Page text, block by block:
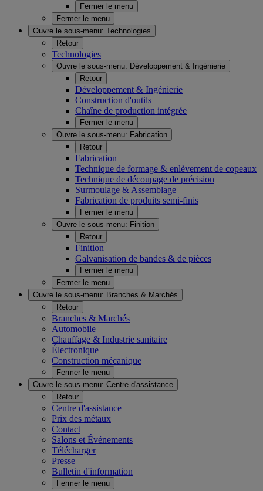
Fermer le menu
Fermer le menu
Ouvre le sous-menu: Technologies
Retour
Technologies
Ouvre le sous-menu: Développement & Ingénierie
Retour
Développement & Ingénierie
Construction d'outils
Chaîne de production intégrée
Fermer le menu
Ouvre le sous-menu: Fabrication
Retour
Fabrication
Technique de formage & enlèvement de copeaux
Technique de découpage de précision
Surmoulage & Assemblage
Fabrication de produits semi-finis
Fermer le menu
Ouvre le sous-menu: Finition
Retour
Finition
Galvanisation de bandes & de pièces
Fermer le menu
Fermer le menu
Ouvre le sous-menu: Branches & Marchés
Retour
Branches & Marchés
Automobile
Chauffage & Industrie sanitaire
Électronique
Construction mécanique
Fermer le menu
Ouvre le sous-menu: Centre d'assistance
Retour
Centre d'assistance
Prix des métaux
Contact
Salons et Événements
Télécharger
Presse
Bulletin d'information
Fermer le menu